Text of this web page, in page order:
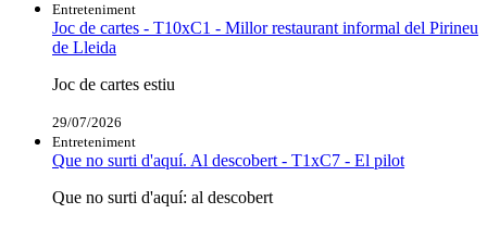
Entreteniment
Joc de cartes - T10xC1 - Millor restaurant informal del Pirineu
de Lleida
Joc de cartes estiu
29/07/2026
Entreteniment
Que no surti d'aquí. Al descobert - T1xC7 - El pilot
Que no surti d'aquí: al descobert